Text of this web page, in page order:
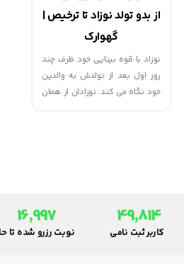
از بدو تولد نوزاد تا ترخیص |
گهوارک
نوزاد با قوه بینایی خود ظرف چند
روز اول بعد از تولدش به والدین
خود نگاه می کند. نوزادان از همان
49,814
کاربر ثبت نامی
16,997
نوبت رزرو شده تا